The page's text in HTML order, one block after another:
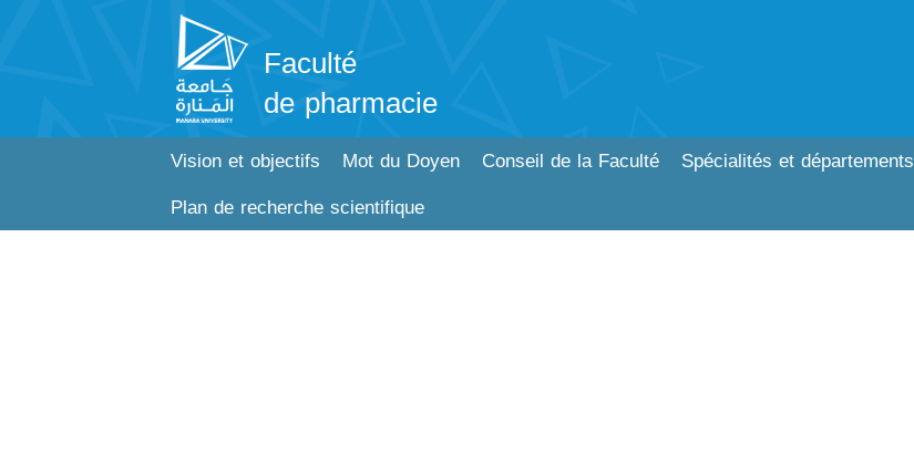
Faculté
de pharmacie
Vision et objectifs Mot du Doyen Conseil de la Faculté Spécialités et départements
Plan de recherche scientifique